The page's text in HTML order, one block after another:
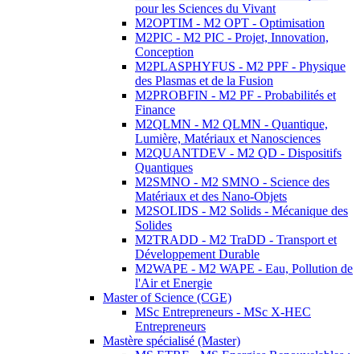
pour les Sciences du Vivant
M2OPTIM - M2 OPT - Optimisation
M2PIC - M2 PIC - Projet, Innovation,
Conception
M2PLASPHYFUS - M2 PPF - Physique
des Plasmas et de la Fusion
M2PROBFIN - M2 PF - Probabilités et
Finance
M2QLMN - M2 QLMN - Quantique,
Lumière, Matériaux et Nanosciences
M2QUANTDEV - M2 QD - Dispositifs
Quantiques
M2SMNO - M2 SMNO - Science des
Matériaux et des Nano-Objets
M2SOLIDS - M2 Solids - Mécanique des
Solides
M2TRADD - M2 TraDD - Transport et
Développement Durable
M2WAPE - M2 WAPE - Eau, Pollution de
l'Air et Energie
Master of Science (CGE)
MSc Entrepreneurs - MSc X-HEC
Entrepreneurs
Mastère spécialisé (Master)